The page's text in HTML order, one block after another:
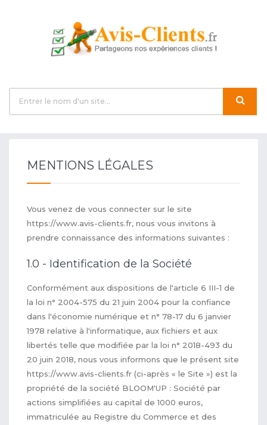
MENTIONS LÉGALES
Vous venez de vous connecter sur le site
https://www.avis-clients.fr, nous vous invitons à
prendre connaissance des informations suivantes :
1.0 - Identification de la Société
Conformément aux dispositions de l'article 6 III-1 de
la loi n° 2004-575 du 21 juin 2004 pour la confiance
dans l'économie numérique et n° 78-17 du 6 janvier
1978 relative à l'informatique, aux fichiers et aux
libertés telle que modifiée par la loi n° 2018-493 du
20 juin 2018, nous vous informons que le présent site
https://www.avis-clients.fr (ci-après « le Site ») est la
propriété de la société BLOOM'UP : Société par
actions simplifiées au capital de 1000 euros,
immatriculée au Registre du Commerce et des